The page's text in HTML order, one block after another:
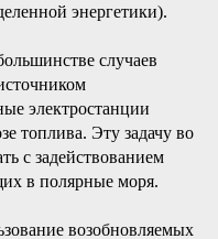
Сабетта (уже
Енисея,
открывает
инфраструктурой
и Индига).
населенных пунктов»,
могут стать